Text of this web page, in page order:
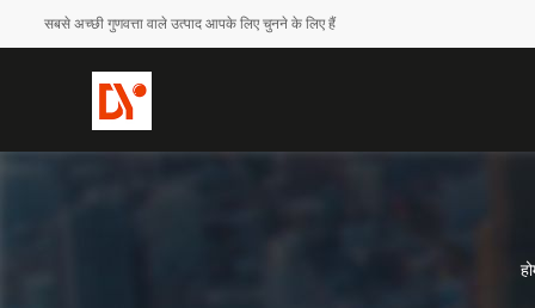
सबसे अच्छी गुणवत्ता वाले उत्पाद आपके लिए चुनने के लिए हैं